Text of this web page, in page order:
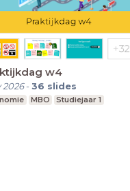
w4
2026-36 slides
MBO Studiejaar 1